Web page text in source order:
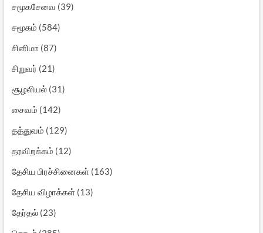
சமூகசேவை (39)
சமூகம் (584)
சினிமா (87)
சிறுவர் (21)
சூழலியல்(31)
சைவம் (142)
தத்துவம் (129)
தரவிறக்கம் (12)
தேசிய பிரச்சினைகள்(163)
தேசிய விழாக்கள்(13)
தேர்தல்(23)